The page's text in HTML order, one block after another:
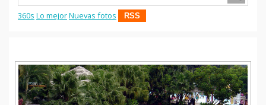
360s Lo mejorNuevas fotos RSS